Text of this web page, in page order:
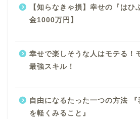
【知らなきゃ損】幸せの『はひ
金1000万円】
幸せで楽しそうな人はモテる！
最強スキル！
自由になるたった一つの方法
を軽くみること』